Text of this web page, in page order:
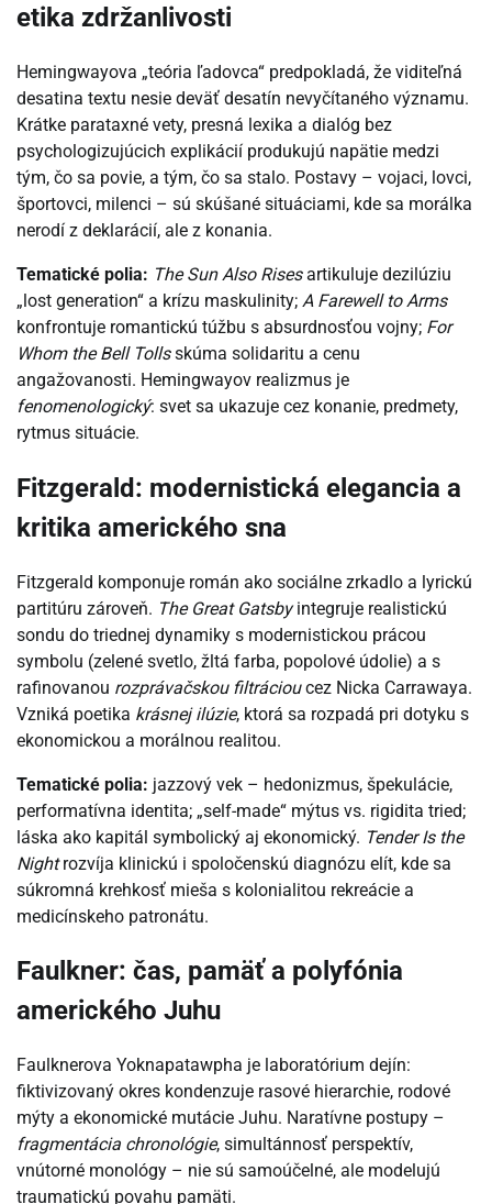
etika zdržanlivosti
Hemingwayova „teória ľadovca“ predpokladá, že viditeľná
desatina textu nesie deväť desatín nevyčítaného významu.
Krátke parataxné vety, presná lexika a dialóg bez
psychologizujúcich explikácií produkujú napätie medzi
tým, čo sa povie, a tým, čo sa stalo. Postavy – vojaci, lovci,
športovci, milenci – sú skúšané situáciami, kde sa morálka
nerodí z deklarácií, ale z konania.
Tematické polia: The Sun Also Risesartikuluje dezilúziu
„lost generation“ a krízu maskulinity; A Farewell to Arms
konfrontuje romantickú túžbu s absurdnosťou vojny; For
Whom the Bell Tollsskúma solidaritu a cenu
angažovanosti. Hemingwayov realizmus je
fenomenologický: svet sa ukazuje cez konanie, predmety,
rytmus situácie.
Fitzgerald: modernistická elegancia a
kritika amerického sna
Fitzgerald komponuje román ako sociálne zrkadlo a lyrickú
partitúru zároveň. The Great Gatsbyintegruje realistickú
sondu do triednej dynamiky s modernistickou prácou
symbolu (zelené svetlo, žltá farba, popolové údolie) a s
rafinovanou rozprávačskou filtrácioucez Nicka Carrawaya.
Vzniká poetika krásnej ilúzie, ktorá sa rozpadá pri dotyku s
ekonomickou a morálnou realitou.
Tematické polia: jazzový vek – hedonizmus, špekulácie,
performatívna identita; „self-made“ mýtus vs. rigidita tried;
láska ako kapitál symbolický aj ekonomický. Tender Is the
Nightrozvíja klinickú i spoločenskú diagnózu elít, kde sa
súkromná krehkosť mieša s kolonialitou rekreácie a
medicínskeho patronátu.
Faulkner: čas, pamäť a polyfónia
amerického Juhu
Faulknerova Yoknapatawpha je laboratórium dejín:
fiktivizovaný okres kondenzuje rasové hierarchie, rodové
mýty a ekonomické mutácie Juhu. Naratívne postupy –
fragmentácia chronológie, simultánnosť perspektív,
vnútorné monológy – nie sú samoúčelné, ale modelujú
traumatickú povahu pamäti.